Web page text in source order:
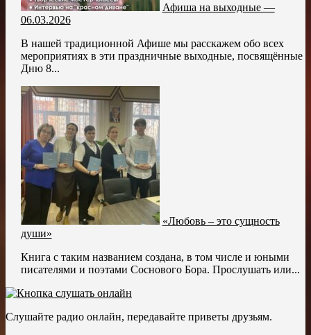
Афиша на выходные —
06.03.2026
В нашей традиционной Афише мы расскажем обо всех
мероприятиях в эти праздничные выходные, посвящённые
Дню 8...
«Любовь – это сущность
души»
Книга с таким названием создана, в том числе и юными
писателями и поэтами Соснового Бора. Прослушать или...
Слушайте радио онлайн, передавайте приветы друзьям.